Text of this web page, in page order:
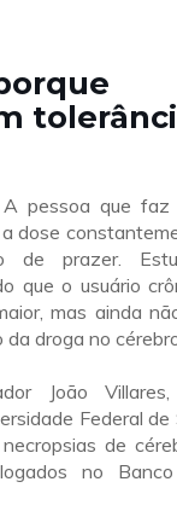
A pessoa que faz
dose
de prazer.
que o usuário
mas ainda
droga no
João
Federal de
de
no